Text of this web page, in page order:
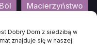
Dobry Dom z siedzibą w
znajduje się w naszej
Ból Macierzyństwo